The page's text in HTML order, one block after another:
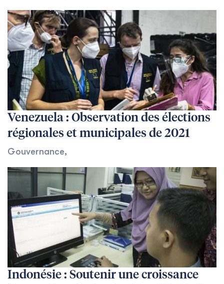
Venezuela : Observation des élections
régionales et municipales de 2021
Gouvernance,
Indonésie : Soutenir une croissance